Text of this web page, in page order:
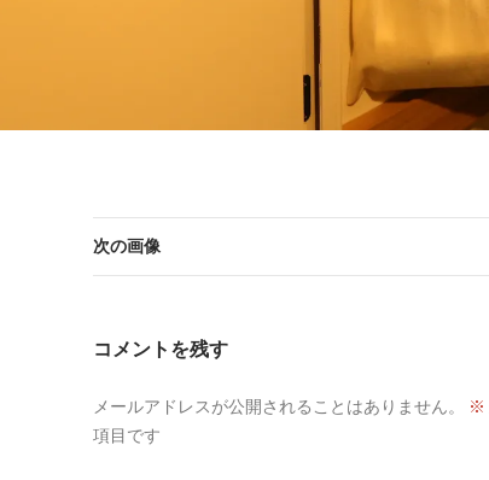
次の画像
コメントを残す
メールアドレスが公開されることはありません。 ※
項目です